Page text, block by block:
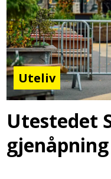
Uteliv
Utestedet